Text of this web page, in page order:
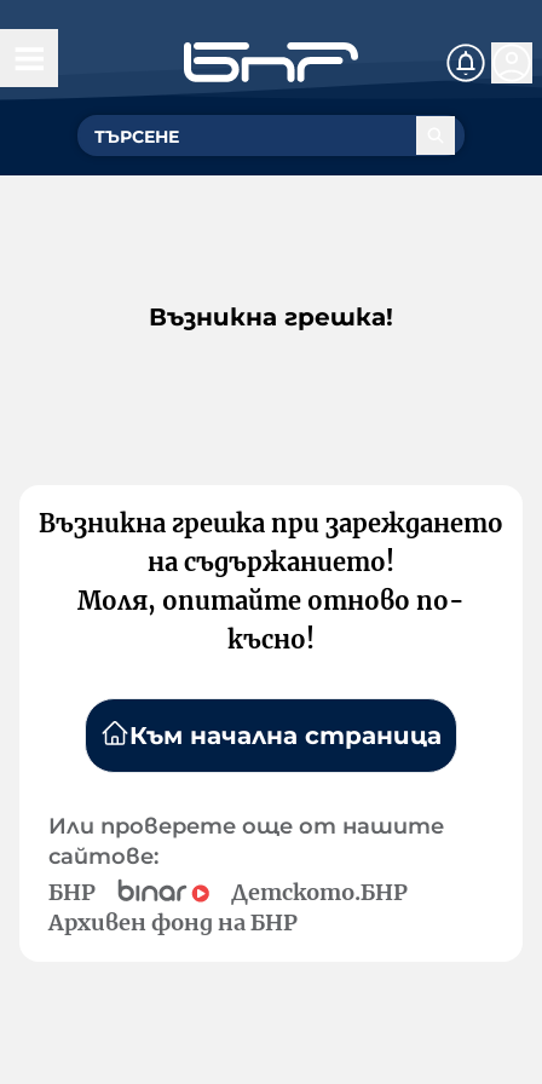
Възникна грешка!
Възникна грешка при зареждането
на съдържанието!
Моля, опитайте отново по-
късно!
Към начална страница
Или проверете още от нашите
сайтове:
БНР
Детското.БНР
Архивен фонд на БНР